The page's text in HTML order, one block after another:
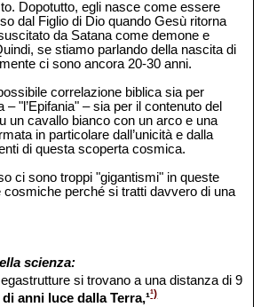
Dopotutto, egli nasce come essere
dal Figlio di Dio quando Gesù ritorna
da Satana come demone e
se stiamo parlando della nascita di
ci sono ancora 20-30 anni.
correlazione biblica sia per
– "l’Epifania" – sia per il contenuto del
un cavallo bianco con un arco e una
in particolare dall’unicità e dalla
di questa scoperta cosmica.
ci sono troppi "gigantismi" in queste
cosmiche perché si tratti davvero di una
scienza:
si trovano a una distanza di 9
anni luce dalla Terra,¹¹)